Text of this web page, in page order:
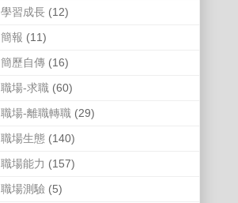
學習成長 (12)
簡報 (11)
簡歷自傳 (16)
職場-求職 (60)
職場-離職轉職 (29)
職場生態 (140)
職場能力 (157)
職場測驗 (5)